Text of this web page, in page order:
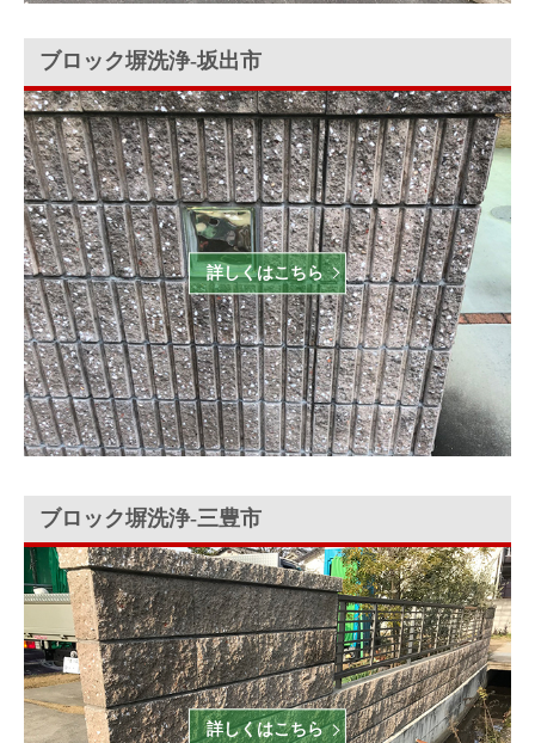
ブロック塀洗浄‐坂出市
詳しくはこちら
ブロック塀洗浄‐三豊市
詳しくはこちら